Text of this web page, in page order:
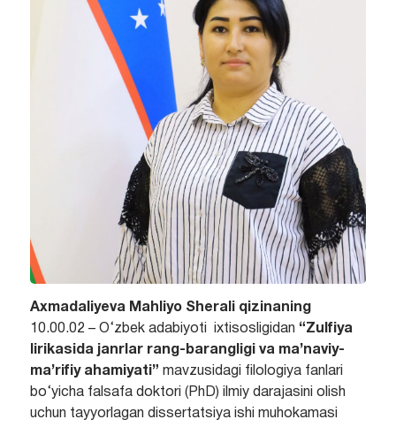
Axmadaliyeva Mahliyo Sherali qizinaning
10.00.02 – O‘zbek adabiyoti ixtisosligidan “Zulfiya
lirikasida janrlar rang-barangligi va ma’naviy-
ma’rifiy ahamiyati” mavzusidagi filologiya fanlari
bo‘yicha falsafa doktori (PhD) ilmiy darajasini olish
uchun tayyorlagan dissertatsiya ishi muhokamasi